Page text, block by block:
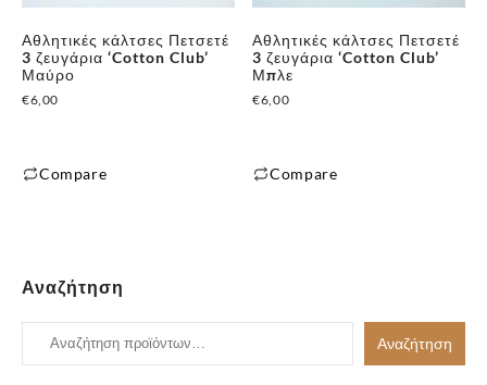
Αθλητικές κάλτσες Πετσετέ
3 ζευγάρια ‘Cotton Club’
Μαύρο
€6,00
Compare
Αθλητικές κάλτσες Πετσετέ
3 ζευγάρια ‘Cotton Club’
Μπλε
€6,00
Compare
Αναζήτηση
Αναζήτηση
για:
Αναζήτηση